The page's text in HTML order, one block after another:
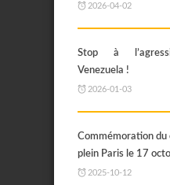
2026-04-02
Stop à
Venezuela !
2026-01-03
Commémoration du
plein Paris le 17
2025-10-12